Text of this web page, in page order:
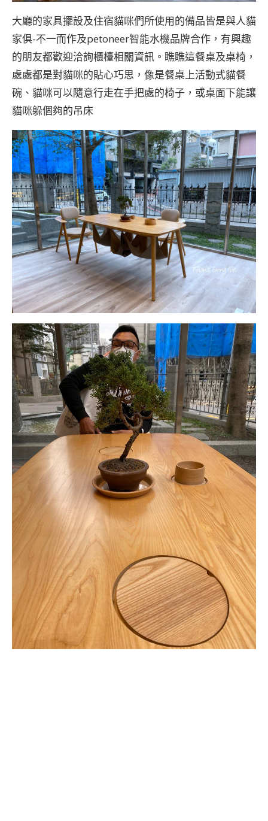
大廳的家具擺設及住宿貓咪們所使用的備品皆是與人貓
家俱-不一而作及petoneer智能水機品牌合作，有興趣
的朋友都歡迎洽詢櫃檯相關資訊。瞧瞧這餐桌及桌椅，
處處都是對貓咪的貼心巧思，像是餐桌上活動式貓餐
碗、貓咪可以隨意行走在手把處的椅子，或桌面下能讓
貓咪躲個夠的吊床